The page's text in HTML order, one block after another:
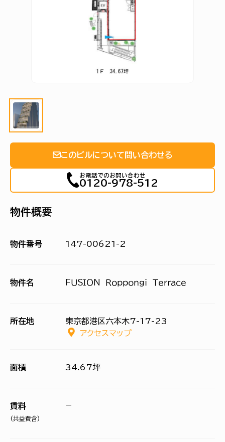
このビルについて問い合わせる
お電話でのお問い合わせ
0120-978-512
物件概要
物件番号 147-00621-2
物件名 ＦＵＳＩＯＮ Ｒｏｐｐｏｎｇｉ Ｔｅｒｒａｃｅ
所在地
東京都港区六本木7-17-23
アクセスマップ
面積 34.67坪
賃料
(共益費含)
−